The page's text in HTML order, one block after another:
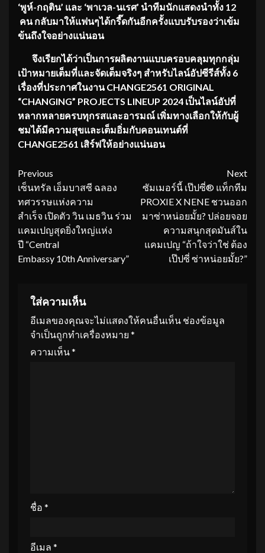
‘พูห์-กฤติน’ และ ‘พาเวล-นเรศ’ นำทีมนักแสดงนำทั้ง 12
คน กลับมาให้แฟนๆได้กรี๊ดกันอีกครั้งแบบรับรองว่าเข้ม
ข้นถึงใจอย่างแน่นอน
จึงเรียกได้ว่าเป็นการผลิตงานแบบครอบคลุมทุกกลุ่ม
เป้าหมายเต็มที่และจัดเต็มจริงๆ สำหรับไลน์อัปซีรีส์ทั้ง 6
เรื่องที่ประกาศในงานCHANGE2561 ORIGINAL
“CHANGING” PROJECTS LINEUP 2024 เป็นไลน์อัปที่
หลากหลายครบทุกรสและอารมณ์ เพิ่มทางเลือกให้กับผู้
ชมได้มีความสุขและเต็มอิ่มกับคอนเทนต์ที่
CHANGE2561 เสิร์ฟให้อย่างแน่นอน
Continue
Reading
Previous
เซ็นทรัล เอ็มบาสซี ฉลอง
ทศวรรษแห่งความ
สำเร็จ เปิดตัว วิน เมธวิน ร่วม
แคมเปญสุดยิ่งใหญ่แห่ง
ปี “Central
Embassy 10th Anniversary”
Next
ซัมเมอร์นี้ เป๊ปซี่® แท็กทีม
PROXIE X NENE ชวนออก
มาซ่าหน่อยมั้ย? ปล่อยจอย
ความสนุกสุดมันส์ใน
แคมเปญ “ถ้าใจว่าใช่ ต้อง
เป๊ปซี่ ซ่าหน่อยมั้ย?”
ใส่ความเห็น
อีเมลของคุณจะไม่แสดงให้คนอื่นเห็น ช่องข้อมูล
จำเป็นถูกทำเครื่องหมาย *
ความเห็น*
ชื่อ *
อีเมล *